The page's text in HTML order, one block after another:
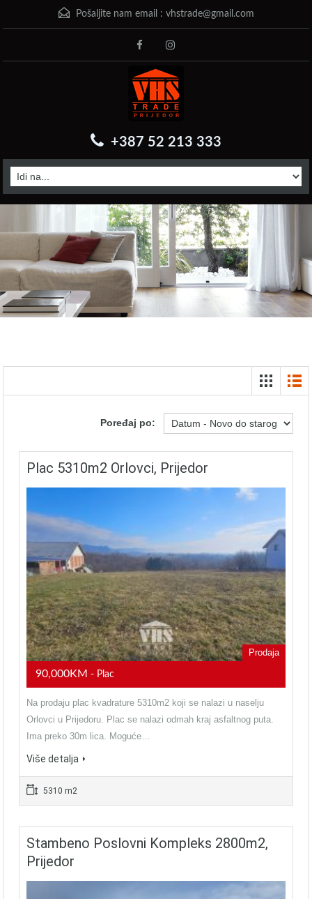
Pošaljite nam email : vhstrade@gmail.com
+387 52 213 333
Poređaj po:
Plac 5310m2 Orlovci, Prijedor
Prodaja
90,000KM - Plac
Na prodaju plac kvadrature 5310m2 koji se nalazi u naselju
Orlovci u Prijedoru. Plac se nalazi odmah kraj asfaltnog puta.
Ima preko 30m lica. Moguće…
Više detalja
5310 m2
Stambeno Poslovni Kompleks 2800m2,
Prijedor